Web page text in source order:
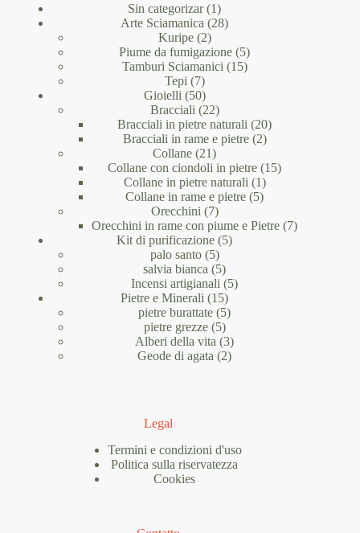
Sin categorizar 11
prodotto
Arte Sciamanica 2828
Kuripe 22
prodotti
Piume da fumigazione 55
prodotti
Tamburi Sciamanici 1515
Tepi 77
prodotti
Gioielli 5050
prodotti
Bracciali 2222
prodotti
Bracciali in pietre naturali 2020
Bracciali in rame e pietre 22
Collane 2121
prodotti
Collane con ciondoli in pietre 1515
Collane in pietre naturali 11
prodotto
Collane in rame e pietre 55
Orecchini 77
prodotti
Orecchini in rame con piume e Pietre 77
Kit di purificazione 55
palo santo 55
prodotti
salvia bianca 55
prodotti
Incensi artigianali 55
Pietre e Minerali 1515
prodotti
pietre burattate 55
pietre grezze 55
prodotti
Alberi della vita 33
prodotti
Geode di agata 22
Legal
Termini e condizioni d'uso
Politica sulla riservatezza
Cookies